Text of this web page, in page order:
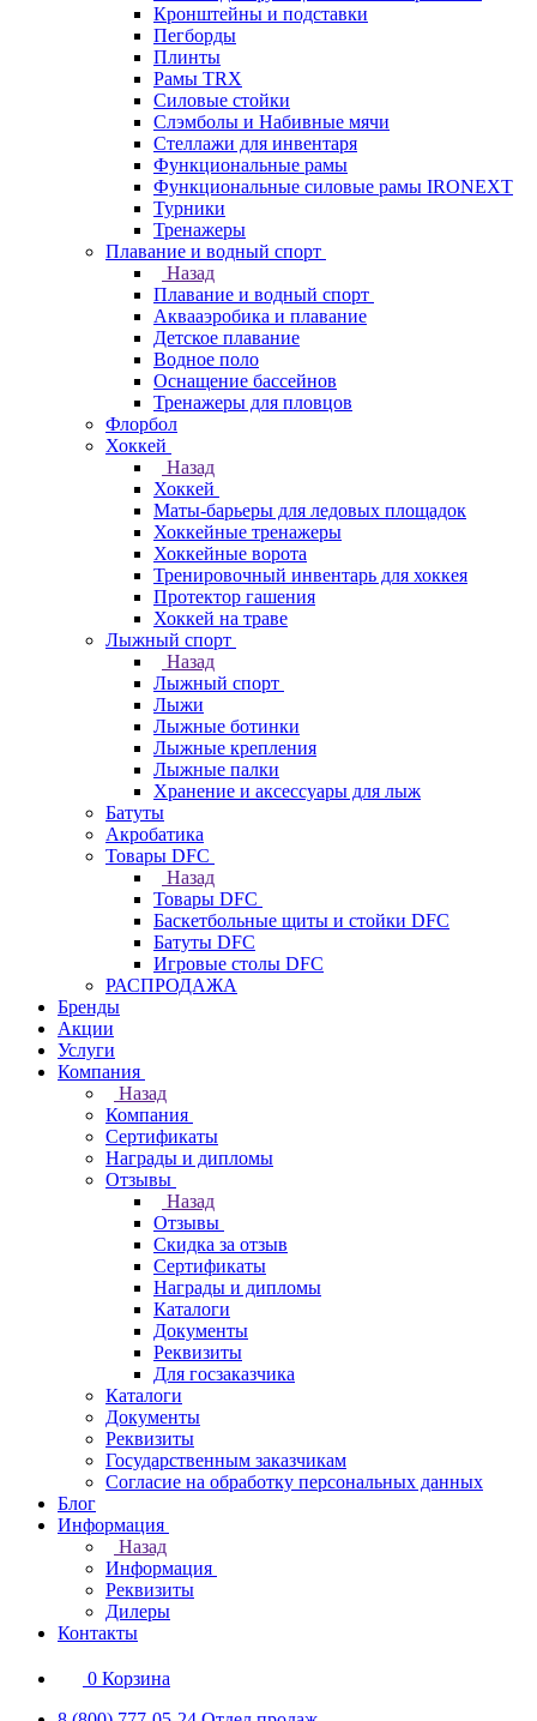
Кронштейны и подставки
Пегборды
Плинты
Рамы TRX
Силовые стойки
Слэмболы и Набивные мячи
Стеллажи для инвентаря
Функциональные рамы
Функциональные силовые рамы IRONEXT
Турники
Тренажеры
Плавание и водный спорт
Назад
Плавание и водный спорт
Аквааэробика и плавание
Детское плавание
Водное поло
Оснащение бассейнов
Тренажеры для пловцов
Флорбол
Хоккей
Назад
Хоккей
Маты-барьеры для ледовых площадок
Хоккейные тренажеры
Хоккейные ворота
Тренировочный инвентарь для хоккея
Протектор гашения
Хоккей на траве
Лыжный спорт
Назад
Лыжный спорт
Лыжи
Лыжные ботинки
Лыжные крепления
Лыжные палки
Хранение и аксессуары для лыж
Батуты
Акробатика
Товары DFC
Назад
Товары DFC
Баскетбольные щиты и стойки DFC
Батуты DFC
Игровые столы DFC
РАСПРОДАЖА
Бренды
Акции
Услуги
Компания
Назад
Компания
Сертификаты
Награды и дипломы
Отзывы
Назад
Отзывы
Скидка за отзыв
Сертификаты
Награды и дипломы
Каталоги
Документы
Реквизиты
Для госзаказчика
Каталоги
Документы
Реквизиты
Государственным заказчикам
Согласие на обработку персональных данных
Блог
Информация
Назад
Информация
Реквизиты
Дилеры
Контакты
0 Корзина